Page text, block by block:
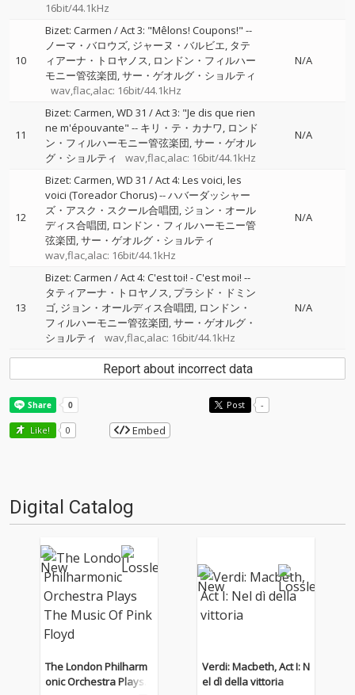
16bit/44.1kHz
10
Bizet: Carmen / Act 3: "Mêlons! Coupons!" --
ノーマ・バロウズ ジャーヌ・バルビエ タテ
ィアーナ・トロヤノス ロンドン・フィルハー
モニー管弦楽団 サー・ゲオルグ・ショルティ
wav,flac,alac: 16bit/44.1kHz
N/A
11
Bizet: Carmen, WD 31 / Act 3: "Je dis que rien
ne m'épouvante" -- キリ・テ・カナワ ロンド
ン・フィルハーモニー管弦楽団 サー・ゲオル
グ・ショルティ
wav,flac,alac: 16bit/44.1kHz
N/A
12
Bizet: Carmen, WD 31 / Act 4: Les voici, les
voici (Toreador Chorus)--ハバーダッシャー
ズ・アスク・スクール合唱団 ジョン・オール
ディス合唱団 ロンドン・フィルハーモニー管
弦楽団 サー・ゲオルグ・ショルティ
wav,flac,alac: 16bit/44.1kHz
N/A
13
Bizet: Carmen / Act 4: C'est toi! - C'est moi! --
タティアーナ・トロヤノス プラシド・ドミン
ゴ ジョン・オールディス合唱団 ロンドン・
フィルハーモニー管弦楽団 サー・ゲオルグ・
ショルティ
wav,flac,alac: 16bit/44.1kHz
N/A
Report about incorrect data
Post -
Like! 0 Embed
Digital Catalog
The London Philharm
onic Orchestra Plays T
Verdi: Macbeth, Act I: N
el dì della vittoria